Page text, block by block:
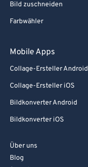
Bild zuschneiden
Farbwähler
Mobile Apps
Collage-Ersteller Android
Collage-Ersteller iOS
Bildkonverter Android
Bildkonverter iOS
Über uns
Blog